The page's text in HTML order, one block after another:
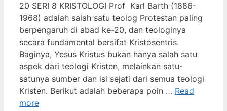
20 SERI 8 KRISTOLOGI Prof Karl Barth (1886-
1968) adalah salah satu teolog Protestan paling
berpengaruh di abad ke-20, dan teologinya
secara fundamental bersifat Kristosentris.
Baginya, Yesus Kristus bukan hanya salah satu
aspek dari teologi Kristen, melainkan satu-
satunya sumber dan isi sejati dari semua teologi
Kristen. Berikut adalah beberapa poin … Read
more